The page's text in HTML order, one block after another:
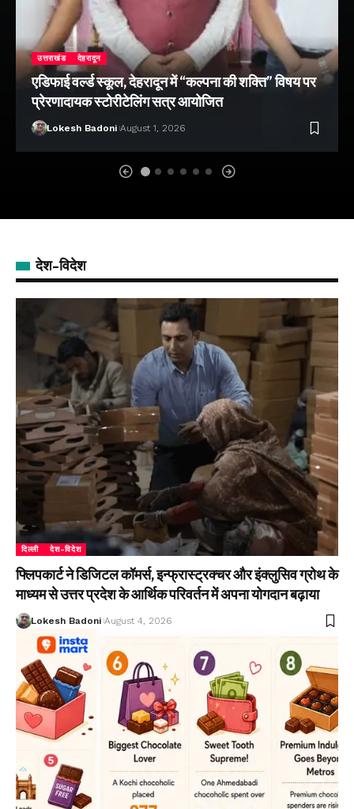
उत्तराखंड देहरादून
एडिफाई वर्ल्ड स्कूल, देहरादून में “कल्पना की शक्ति” विषय पर
प्रेरणादायक स्टोरीटेलिंग सत्र आयोजित
Lokesh Badoni August 1, 2026
देश-विदेश
दिल्ली देश-विदेश
फ्लिपकार्ट ने डिजिटल कॉमर्स, इन्फ्रास्ट्रक्चर और इंक्लुसिव ग्रोथ के
माध्यम से उत्तर प्रदेश के आर्थिक परिवर्तन में अपना योगदान बढ़ाया
Lokesh Badoni August 4, 2026